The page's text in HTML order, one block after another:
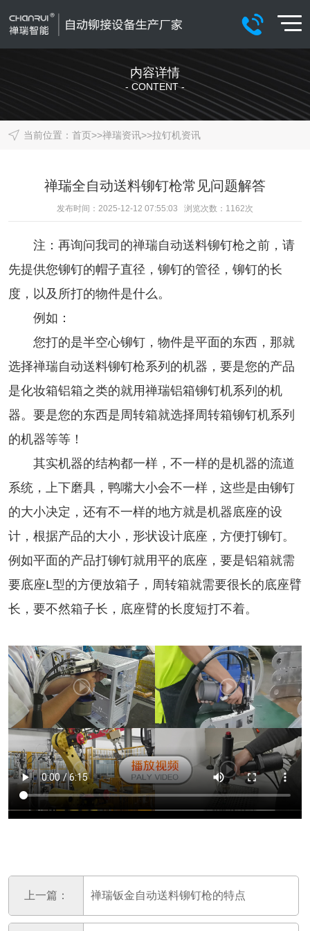
内容详情
- CONTENT -
当前位置： 首页>>禅瑞资讯>>拉钉机资讯
禅瑞全自动送料铆钉枪常见问题解答
发布时间：2025-12-12 07:55:03 浏览次数： 1162次
注：再询问我司的禅瑞自动送料铆钉枪之前，请
先提供您铆钉的帽子直径，铆钉的管径，铆钉的长
度，以及所打的物件是什么。
例如：
您打的是半空心铆钉，物件是平面的东西，那就
选择禅瑞自动送料铆钉枪系列的机器，要是您的产品
是化妆箱铝箱之类的就用禅瑞铝箱铆钉机系列的机
器。要是您的东西是周转箱就选择周转箱铆钉机系列
的机器等等！
其实机器的结构都一样，不一样的是机器的流道
系统，上下磨具，鸭嘴大小会不一样，这些是由铆钉
的大小决定，还有不一样的地方就是机器底座的设
计，根据产品的大小，形状设计底座，方便打铆钉。
例如平面的产品打铆钉就用平的底座，要是铝箱就需
要底座L型的方便放箱子，周转箱就需要很长的底座臂
长，要不然箱子长，底座臂的长度短打不着。
上一篇： 禅瑞钣金自动送料铆钉枪的特点